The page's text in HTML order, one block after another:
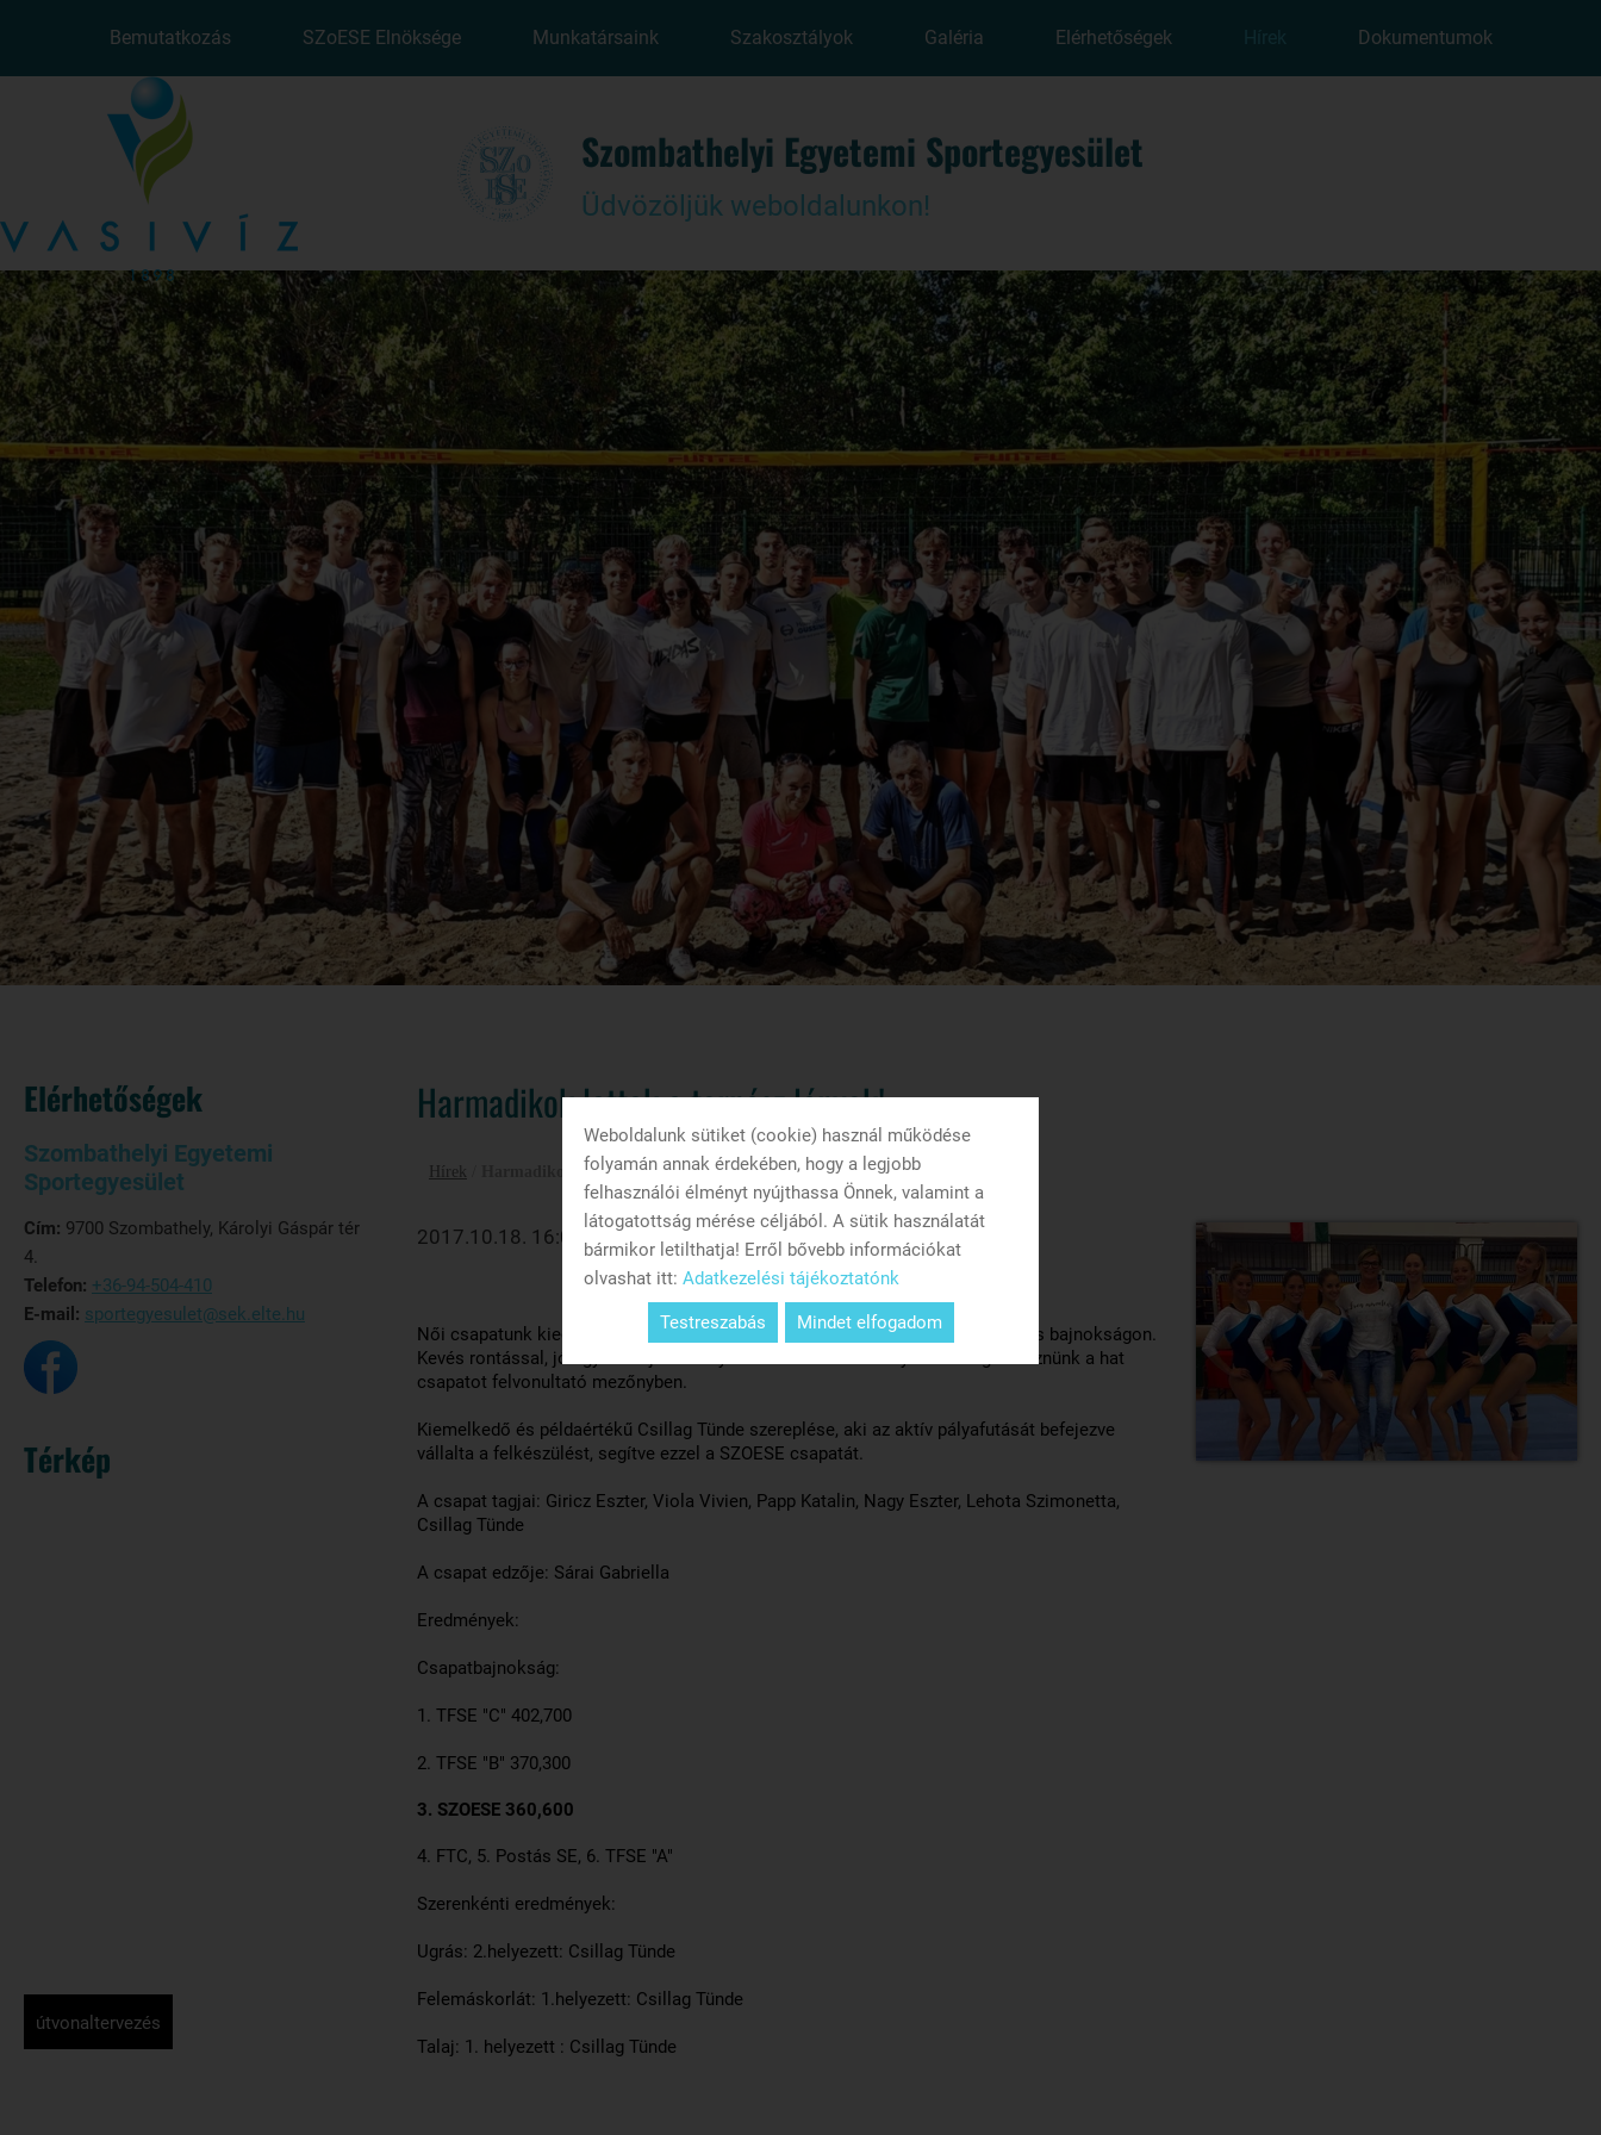
Bemutatkozás SZoESE Elnöksége Munkatársaink Szakosztályok Galéria Elérhetőségek Dokumentumok
Szombathelyi Egyetemi Sportegyesület
Üdvözöljük weboldalunkon!
Elérhetőségek
Szombathelyi Egyetemi
Sportegyesület
Cím: 9700 Szombathely, Károlyi Gáspár tér
4.
Telefon: +36-94-504-410
E-mail: sportegyesulet@sek.elte.hu
Térkép
útvonaltervezés
Harmadikok lettek a tornász lányok!
Hírek Harmadikok lettek a tornász lányok!
2017.10.18. 16:09
Női csapatunk kiegyensúlyozott teljesítményt nyújtva jól szerepelt az országos bajnokságon.
Kevés rontással, jó egyéni teljesítményekkel sikerült a III. helyezést megszereznünk a hat
csapatot felvonultató mezőnyben.
Kiemelkedő és példaértékű Csillag Tünde szereplése, aki az aktív pályafutását befejezve
vállalta a felkészülést, segítve ezzel a SZOESE csapatát.
A csapat tagjai: Giricz Eszter, Viola Vivien, Papp Katalin, Nagy Eszter, Lehota Szimonetta,
Csillag Tünde
A csapat edzője: Sárai Gabriella
Eredmények:
Csapatbajnokság:
1. TFSE "C" 402,700
2. TFSE "B" 370,300
3. SZOESE 360,600
4. FTC, 5. Postás SE, 6. TFSE "A"
Szerenkénti eredmények:
Ugrás: 2.helyezett: Csillag Tünde
Felemáskorlát: 1.helyezett: Csillag Tünde
Talaj: 1. helyezett : Csillag Tünde
Mindet elfogadom
Testreszabás
Weboldalunk sütiket (cookie) használ működése
folyamán annak érdekében, hogy a legjobb
felhasználói élményt nyújthassa Önnek, valamint a
látogatottság mérése céljából. A sütik használatát
bármikor letilthatja! Erről bővebb információkat
olvashat itt: Adatkezelési tájékoztatónk